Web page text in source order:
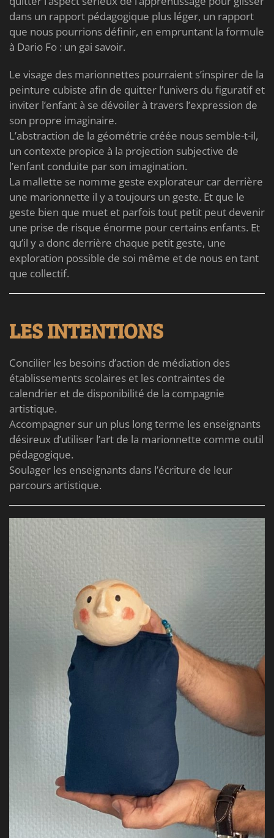
dans un rapport pédagogique plus léger, un rapport
que nous pourrions définir, en empruntant la formule
à Dario Fo : un gai savoir.
Le visage des marionnettes pourraient s’inspirer de la
peinture cubiste afin de quitter l’univers du figuratif et
inviter l’enfant à se dévoiler à travers l’expression de
son propre imaginaire.
L’abstraction de la géométrie créée nous semble-t-il,
un contexte propice à la projection subjective de
l’enfant conduite par son imagination.
La mallette se nomme geste explorateur car derrière
une marionnette il y a toujours un geste. Et que le
geste bien que muet et parfois tout petit peut devenir
une prise de risque énorme pour certains enfants. Et
qu’il y a donc derrière chaque petit geste, une
exploration possible de soi même et de nous en tant
que collectif.
LES INTENTIONS
Concilier les besoins d’action de médiation des
établissements scolaires et les contraintes de
calendrier et de disponibilité de la compagnie
artistique.
Accompagner sur un plus long terme les enseignants
désireux d’utiliser l’art de la marionnette comme outil
pédagogique.
Soulager les enseignants dans l’écriture de leur
parcours artistique.